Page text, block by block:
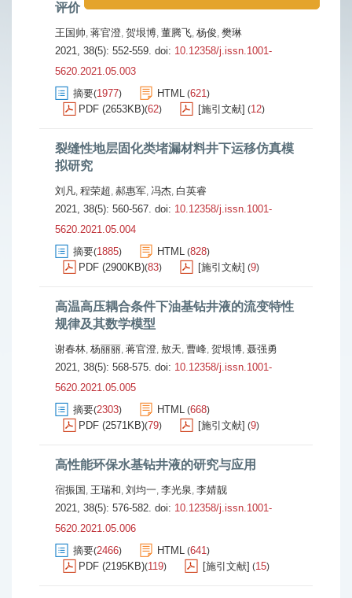
评价
王国帅, 蒋官澄, 贺垠博, 董腾飞, 杨俊, 樊琳
2021, 38(5): 552-559. doi: 10.12358/j.issn.1001-
5620.2021.05.003
摘要(1977) HTML (621)
PDF (2653KB)(62) [施引文献] (12)
裂缝性地层固化类堵漏材料井下运移仿真模
拟研究
刘凡, 程荣超, 郝惠军, 冯杰, 白英睿
2021, 38(5): 560-567. doi: 10.12358/j.issn.1001-
5620.2021.05.004
摘要(1885) HTML (828)
PDF (2900KB)(83) [施引文献] (9)
高温高压耦合条件下油基钻井液的流变特性
规律及其数学模型
谢春林, 杨丽丽, 蒋官澄, 敖天, 曹峰, 贺垠博, 聂强勇
2021, 38(5): 568-575. doi: 10.12358/j.issn.1001-
5620.2021.05.005
摘要(2303) HTML (668)
PDF (2571KB)(79) [施引文献] (9)
高性能环保水基钻井液的研究与应用
宿振国 , 王瑞和, 刘均一, 李光泉, 李婧靓
2021, 38(5): 576-582. doi: 10.12358/j.issn.1001-
5620.2021.05.006
摘要(2466) HTML (641)
PDF (2195KB)(119) [施引文献] (15)